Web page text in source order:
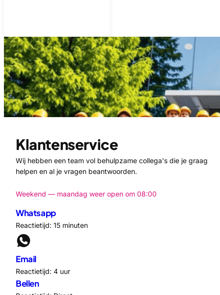
Klantenservice
Wij hebben een team vol behulpzame collega's die je graag
helpen en al je vragen beantwoorden.
Weekend — maandag weer open om 08:00
Whatsapp
Reactietijd: 15 minuten
Email
Reactietijd: 4 uur
Bellen